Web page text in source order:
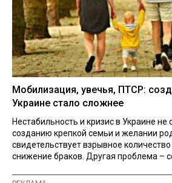
Мобилизация, увечья, ПТСР:
Украине стало сложнее
Нестабильность и кризис в Украине не
созданию крепкой семьи и желании
свидетельствует взрывное
снижение браков. Другая проблема –